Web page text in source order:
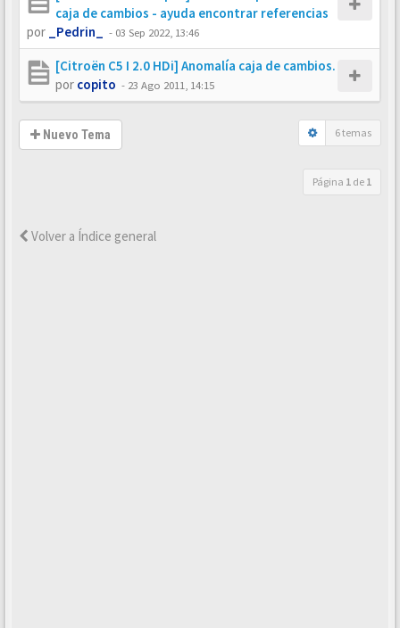
caja de cambios - ayuda encontrar referencias
por
_Pedrin_ - 03 Sep 2022, 13:46
[Citroën C5 I 2.0 HDi] Anomalía caja de cambios.
por copito - 23 Ago 2011, 14:15
Nuevo Tema 6 temas
Página 1 de 1
Volver a Índice general